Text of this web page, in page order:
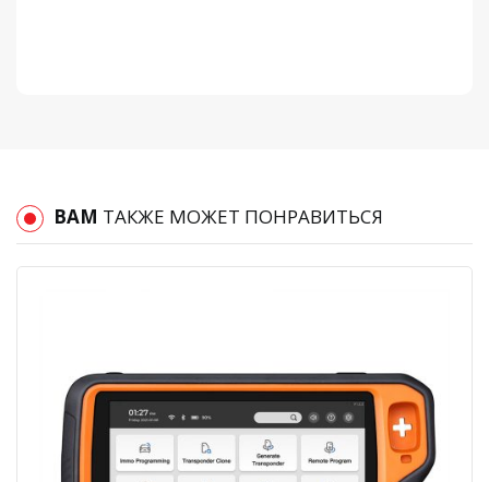
ВАМ ТАКЖЕ МОЖЕТ ПОНРАВИТЬСЯ